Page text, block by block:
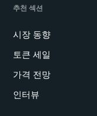
추천 섹션
시장 동향
토큰 세일
가격 전망
인터뷰